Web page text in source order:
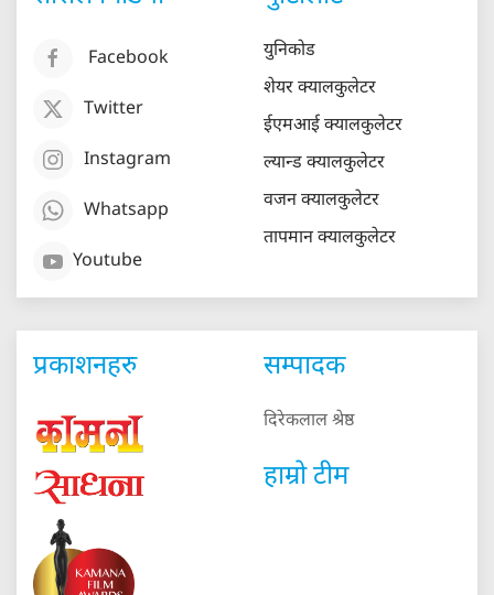
Facebook
Twitter
Instagram
Whatsapp
Youtube
युनिकोड
शेयर क्यालकुलेटर
ईएमआई क्यालकुलेटर
ल्यान्ड क्यालकुलेटर
वजन क्यालकुलेटर
तापमान क्यालकुलेटर
प्रकाशनहरु सम्पादक
दिरेकलाल श्रेष्ठ
हाम्रो टीम